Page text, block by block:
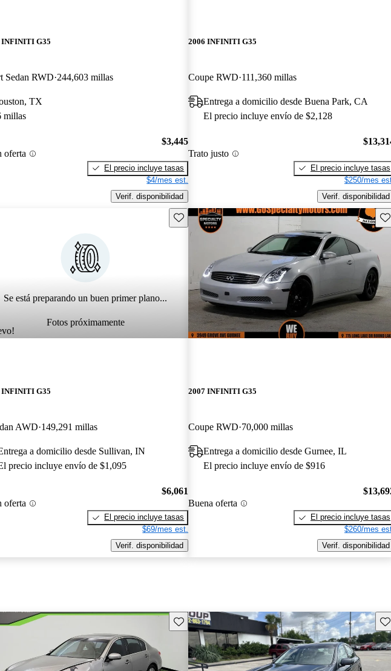
INFINITI G35
Sedan RWD 244,603 millas
TX
millas
oferta
$3,445
El precio incluye tasas
$4/mes est.
Verif. disponibilidad
2006 INFINITI G35
Coupe RWD 111,360 millas
Entrega a domicilio desde Buena Park, CA
El precio incluye envío de $2,128
Trato justo
El precio incluye tasas
$250/mes
Verif. disponibilidad
Aviso
Se está preparando un buen primer plano...
Fotos próximamente
Guarda este Aviso
INFINITI G35
AWD 149,291 millas
a domicilio desde Sullivan, IN
precio incluye envío de $1,095
oferta
$6,061
El precio incluye tasas
$69/mes est.
Verif. disponibilidad
2007 INFINITI G35
Coupe RWD 70,000 millas
Entrega a domicilio desde Gurnee, IL
El precio incluye envío de $916
Buena oferta
El precio incluye tasas
$260/mes
Verif. disponibilidad
Aviso Guarda este Aviso